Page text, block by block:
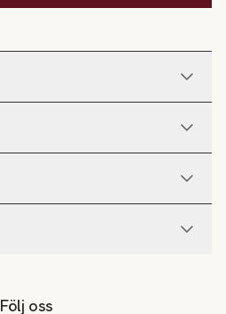
Följ oss